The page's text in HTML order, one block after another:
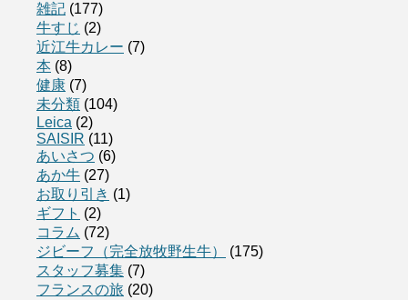
雑記 (177)
牛すじ (2)
近江牛カレー (7)
本 (8)
健康 (7)
未分類 (104)
Leica (2)
SAISIR (11)
あいさつ (6)
あか牛 (27)
お取り引き (1)
ギフト (2)
コラム (72)
ジビーフ（完全放牧野生牛）
(175)
スタッフ募集 (7)
フランスの旅 (20)